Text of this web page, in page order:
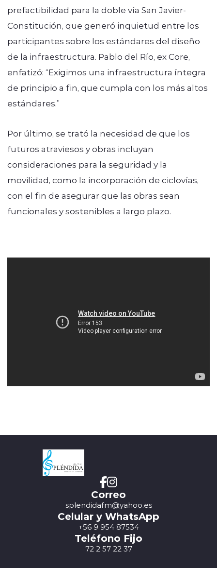
prefactibilidad para la doble vía San Javier-
Constitución, que generó inquietud entre los
participantes sobre los estándares del diseño
de la infraestructura. Pablo del Río, ex Core,
enfatizó: “Exigimos una infraestructura íntegra
de principio a fin, que cumpla con los más altos
estándares.”
Por último, se trató la necesidad de que los
futuros atraviesos y obras incluyan
consideraciones para la seguridad y la
movilidad, como la incorporación de ciclovías,
con el fin de asegurar que las obras sean
funcionales y sostenibles a largo plazo.
Correo
splendidafm@yahoo.es
Celular y WhatsApp
+56 9 954 87534
Teléfono Fijo
72 2 57 22 37